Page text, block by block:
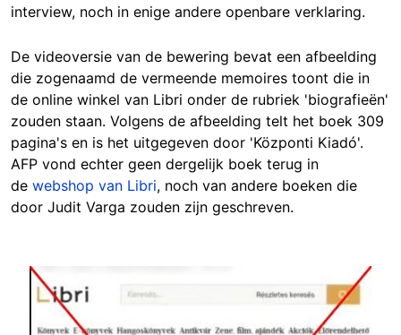
interview, noch in enige andere openbare verklaring.
De videoversie van de bewering bevat een afbeelding
die zogenaamd de vermeende memoires toont die in
de online winkel van Libri onder de rubriek 'biografieën'
zouden staan. Volgens de afbeelding telt het boek 309
pagina's en is het uitgegeven door 'Központi Kiadó'.
AFP vond echter geen dergelijk boek terug in
de webshop van Libri, noch van andere boeken die
door Judit Varga zouden zijn geschreven.
Image